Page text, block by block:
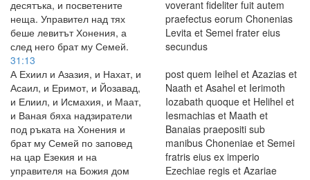
десятъка, и посветените
неща. Управител над тях
беше левитът Хонения, а
след него брат му Семей.
voverant fideliter fuit autem
praefectus eorum Chonenias
Levita et Semei frater eius
secundus
31:13
А Ехиил и Азазия, и Нахат, и
Асаил, и Еримот, и Йозавад,
и Елиил, и Исмахия, и Маат,
и Ваная бяха надзиратели
под ръката на Хонения и
брат му Семей по заповед
на цар Езекия и на
управителя на Божия дом
post quem Ieihel et Azazias et
Naath et Asahel et Ierimoth
Iozabath quoque et Helihel et
Iesmachias et Maath et
Banaias praepositi sub
manibus Choneniae et Semei
fratris eius ex imperio
Ezechiae regis et Azariae